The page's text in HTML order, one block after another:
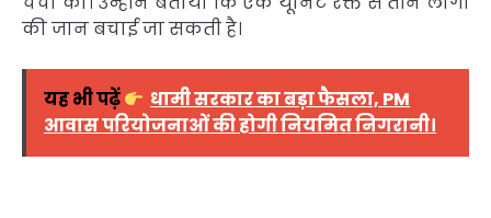
की जान बचाई जा सकती है।
यह भी पढ़ें
धामी सरकार का बड़ा फैसला, PM
आवास परियोजनाओं की होगी नियमित निगरानी।